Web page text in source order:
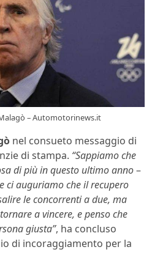
– Automotorinews.it
nel consueto messaggio di
di stampa. “Sappiamo che
di più in questo ultimo anno–
e ci auguriamo che il recupero
le concorrenti a due, ma
a vincere, e penso che
giusta”, ha concluso
di incoraggiamento per la